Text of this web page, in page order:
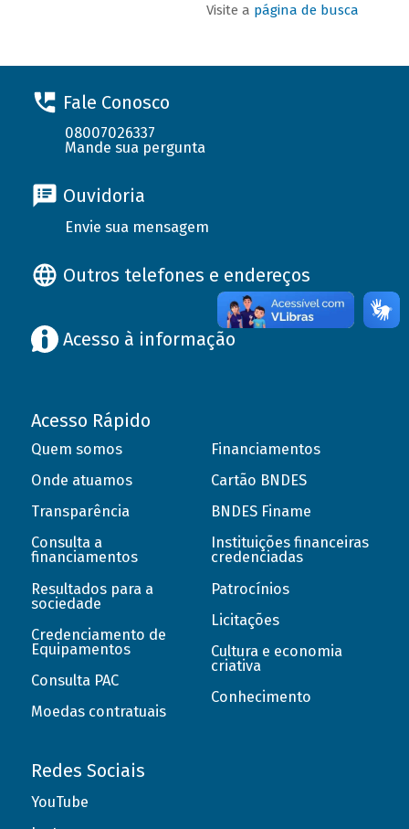
Visite a página de busca
Fale Conosco
08007026337
Mande sua pergunta
Ouvidoria
Envie sua mensagem
Outros telefones e endereços
Acesso à informação
Acesso Rápido
Quem somos
Onde atuamos
Transparência
Consulta a
financiamentos
Resultados para a
sociedade
Credenciamento de
Equipamentos
Consulta PAC
Moedas contratuais
Financiamentos
Cartão BNDES
BNDES Finame
Instituições financeiras
credenciadas
Patrocínios
Licitações
Cultura e economia
criativa
Conhecimento
Redes Sociais
YouTube